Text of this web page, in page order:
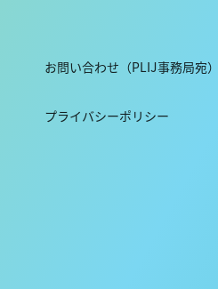
お問い合わせ（PLIJ事務局宛）
プライバシーポリシー